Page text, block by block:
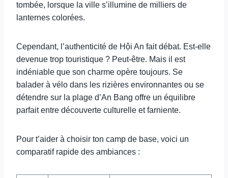
tombée, lorsque la ville s’illumine de milliers de
lanternes colorées.
Cependant, l’authenticité de Hội An fait débat. Est-elle
devenue trop touristique ? Peut-être. Mais il est
indéniable que son charme opère toujours. Se
balader à vélo dans les rizières environnantes ou se
détendre sur la plage d’An Bang offre un équilibre
parfait entre découverte culturelle et farniente.
Pour t’aider à choisir ton camp de base, voici un
comparatif rapide des ambiances :